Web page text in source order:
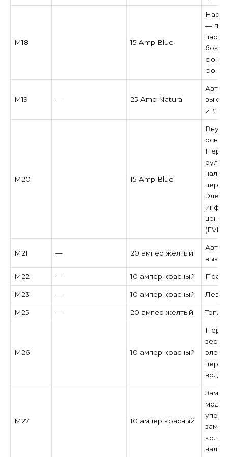
M18 15 Amp Blue
—
M19 — 25 Amp Natural
и # 2
M20 15 Amp Blue
M21 — 20 ампер желтый
M22 — 10 ампер красный
M23 — 10 ампер красный
M25 — 20 ампер желтый
M26 10 ампер красный
M27 10 ампер красный